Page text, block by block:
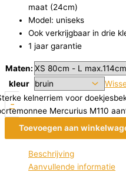
maat (24cm)
Model: uniseks
Ook verkrijgbaar in drie
1 jaar garantie
Maten:
kleur
-
kelnerriem voor
Mercurius M110
Toevoegen aan
Beschrijving
Aanvullende informatie